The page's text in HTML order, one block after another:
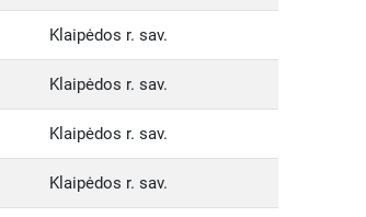
Klaipėdos r. sav.
Klaipėdos r. sav.
Klaipėdos r. sav.
Klaipėdos r. sav.